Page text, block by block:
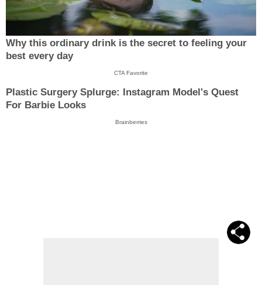
Why this ordinary drink is the secret to feeling your
best every day
CTA Favorite
Plastic Surgery Splurge: Instagram Model's Quest
For Barbie Looks
Brainberries